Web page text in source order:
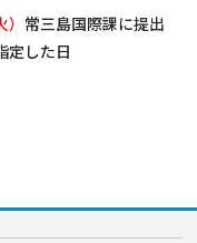
常三島国際課に提出
した日